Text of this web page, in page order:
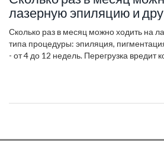
лазерную эпиляцию и
Сколько раз в месяц можно ходить на
типа процедуры: эпиляция,
- от 4 до 12 недель. Перегрузка вредит